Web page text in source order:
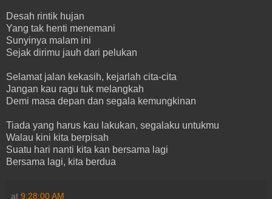
Desah rintik hujan
Yang tak henti menemani
Sunyinya malam ini
Sejak dirimu jauh dari pelukan
Selamat jalan kekasih, kejarlah cita-cita
Jangan kau ragu tuk melangkah
Demi masa depan dan segala kemungkinan
Tiada yang harus kau lakukan, segalaku untukmu
Walau kini kita berpisah
Suatu hari nanti kita kan bersama lagi
Bersama lagi, kita berdua
at 9:28:00 AM